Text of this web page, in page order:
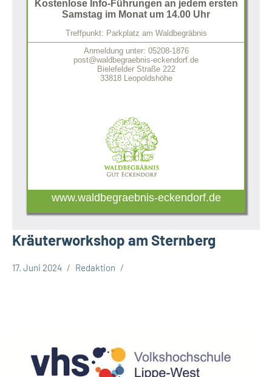
Kostenlose Info-Führungen an jedem ersten
Samstag im Monat um 14.00 Uhr
Treffpunkt: Parkplatz am Waldbegräbnis
Anmeldung unter: 05208-1876
post@waldbegraebnis-eckendorf.de
Bielefelder Straße 222
33818 Leopoldshöhe
www.waldbegraebnis-eckendorf.de
Kräuterworkshop am Sternberg
Gesellschaft
17. Juni 2024 Redaktion